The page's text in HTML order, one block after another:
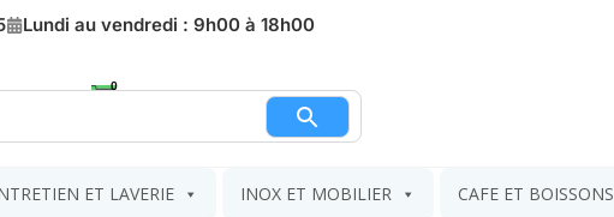
Lundi au vendredi : 9h00 à 18h00
compte Mon panier
ET LAVERIE INOX ET MOBILIER CAFE ET BOISSONS